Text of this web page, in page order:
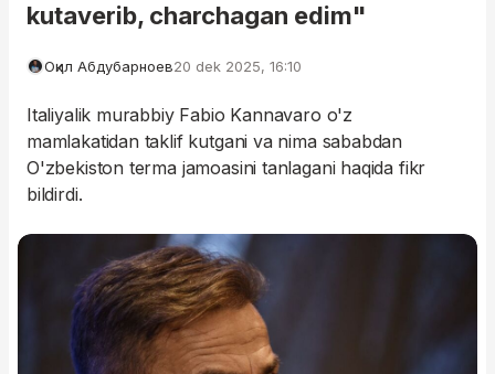
kutaverib, charchagan edim"
Оқил Абдубарноев20 dek 2025, 16:10
Italiyalik murabbiy Fabio Kannavaro o'z
mamlakatidan taklif kutgani va nima sababdan
O'zbekiston terma jamoasini tanlagani haqida fikr
bildirdi.